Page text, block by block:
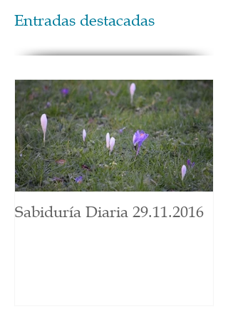
Entradas destacadas
Sabiduría Diaria 29.11.2016